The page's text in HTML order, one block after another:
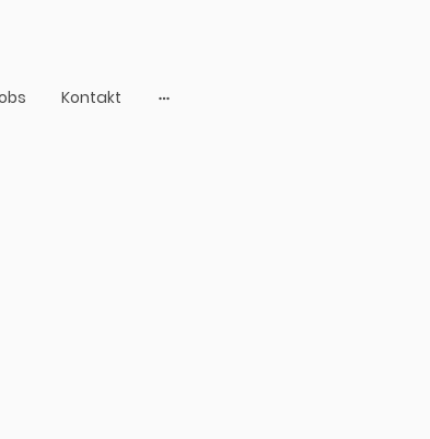
Kontakt